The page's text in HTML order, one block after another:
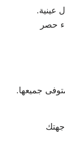
عينية.
حصر
جميعها.